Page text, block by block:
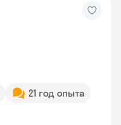
21 год опыта